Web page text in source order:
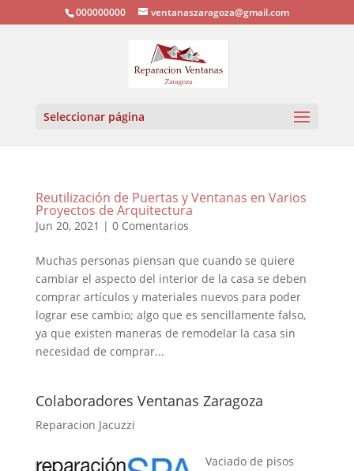
000000000 ventanaszaragoza@gmail.com
Seleccionar página
Reutilización de Puertas y Ventanas en Varios
Proyectos de Arquitectura
Jun 20, 2021 | 0 Comentarios
Muchas personas piensan que cuando se quiere
cambiar el aspecto del interior de la casa se deben
comprar artículos y materiales nuevos para poder
lograr ese cambio; algo que es sencillamente falso,
ya que existen maneras de remodelar la casa sin
necesidad de comprar...
Colaboradores Ventanas Zaragoza
Reparacion Jacuzzi
Vaciado de pisos